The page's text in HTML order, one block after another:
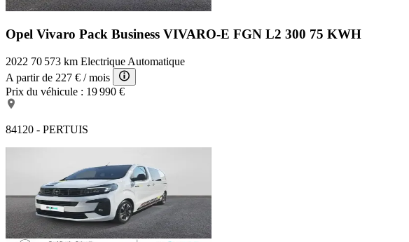
Opel Vivaro Pack Business VIVARO-E FGN L2 300 75 KWH
2022 70 573 km Electrique Automatique
A partir de 227 € / mois
Prix du véhicule : 19 990 €
84120 - PERTUIS